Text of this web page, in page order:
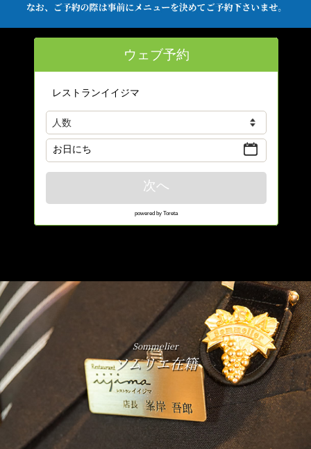
ウェブ予約
レストランイイジマ
お日にち
次へ
powered by Toreta
Sommelier
ソムリエ在籍